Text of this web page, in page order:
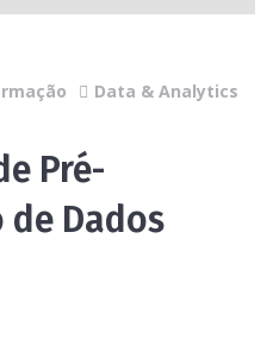
Data & Analytics
Pré-
de Dados